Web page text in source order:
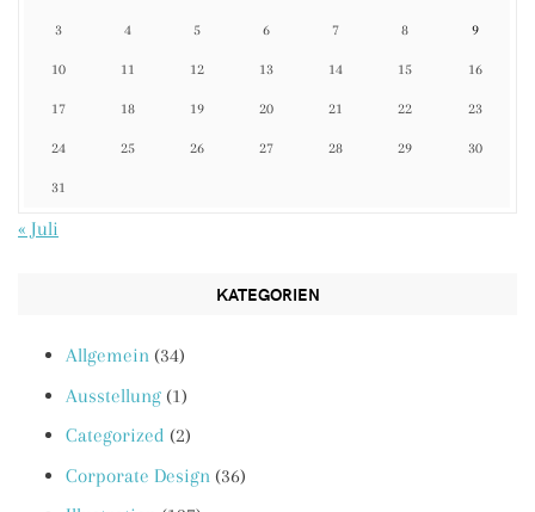
3 4 5 6 7 8 9
10 11 12 13 14 15 16
17 18 19 20 21 22 23
24 25 26 27 28 29 30
31
« Juli
KATEGORIEN
Allgemein (34)
Ausstellung (1)
Categorized (2)
Corporate Design (36)